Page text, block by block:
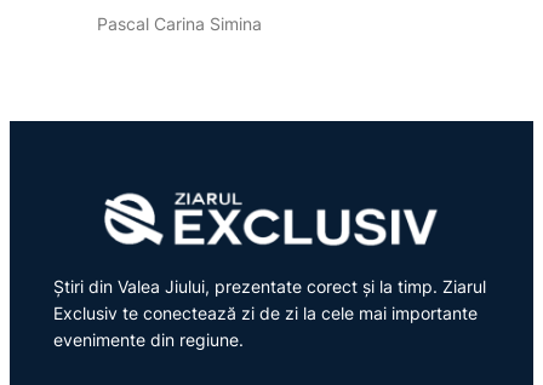
Pascal Carina Simina
Știri din Valea Jiului, prezentate corect și la timp. Ziarul
Exclusiv te conectează zi de zi la cele mai importante
evenimente din regiune.